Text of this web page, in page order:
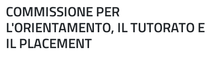
COMMISSIONE PER
L'ORIENTAMENTO, IL TUTORATO E
IL PLACEMENT